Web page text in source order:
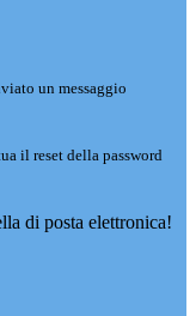
un messaggio
il reset della password
di posta elettronica!